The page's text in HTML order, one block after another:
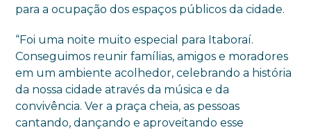
para a ocupação dos espaços públicos da cidade.
“Foi uma noite muito especial para Itaboraí.
Conseguimos reunir famílias, amigos e moradores
em um ambiente acolhedor, celebrando a história
da nossa cidade através da música e da
convivência. Ver a praça cheia, as pessoas
cantando, dançando e aproveitando esse